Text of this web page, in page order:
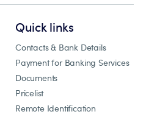
Quick links
Contacts & Bank Details
Payment for Banking Services
Documents
Pricelist
Remote Identification